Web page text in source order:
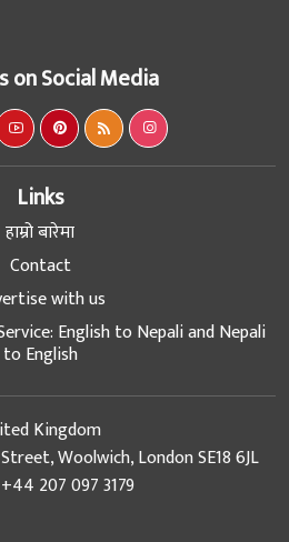
on Social Media
Links
हाम्रो बारेमा
Contact
with us
English to Nepali and Nepali
to English
Kingdom
Woolwich, London SE18 6JL
207 097 3179